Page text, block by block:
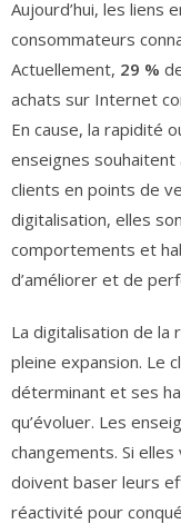
Aujourd’hui, les liens
consommateurs
Actuellement, 29 %
achats sur Internet
En cause, la rapidité
enseignes souhaitent
clients en points de
digitalisation, elles
comportements et
d’améliorer et de
La digitalisation de la
pleine expansion. Le
déterminant et ses
qu’évoluer. Les
changements. Si
doivent baser leurs
réactivité pour